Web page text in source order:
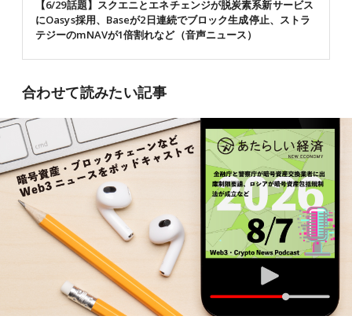
【6/29話題】スクエニとエネチェンジが脱炭素系新サービス
にOasys採用、Baseが2日連続でブロック生成停止、ストラ
テジーのmNAVが1倍割れなど（音声ニュース）
合わせて読みたい記事